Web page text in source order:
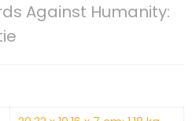
Against Humanity: